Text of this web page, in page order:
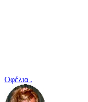
Οφέλια .